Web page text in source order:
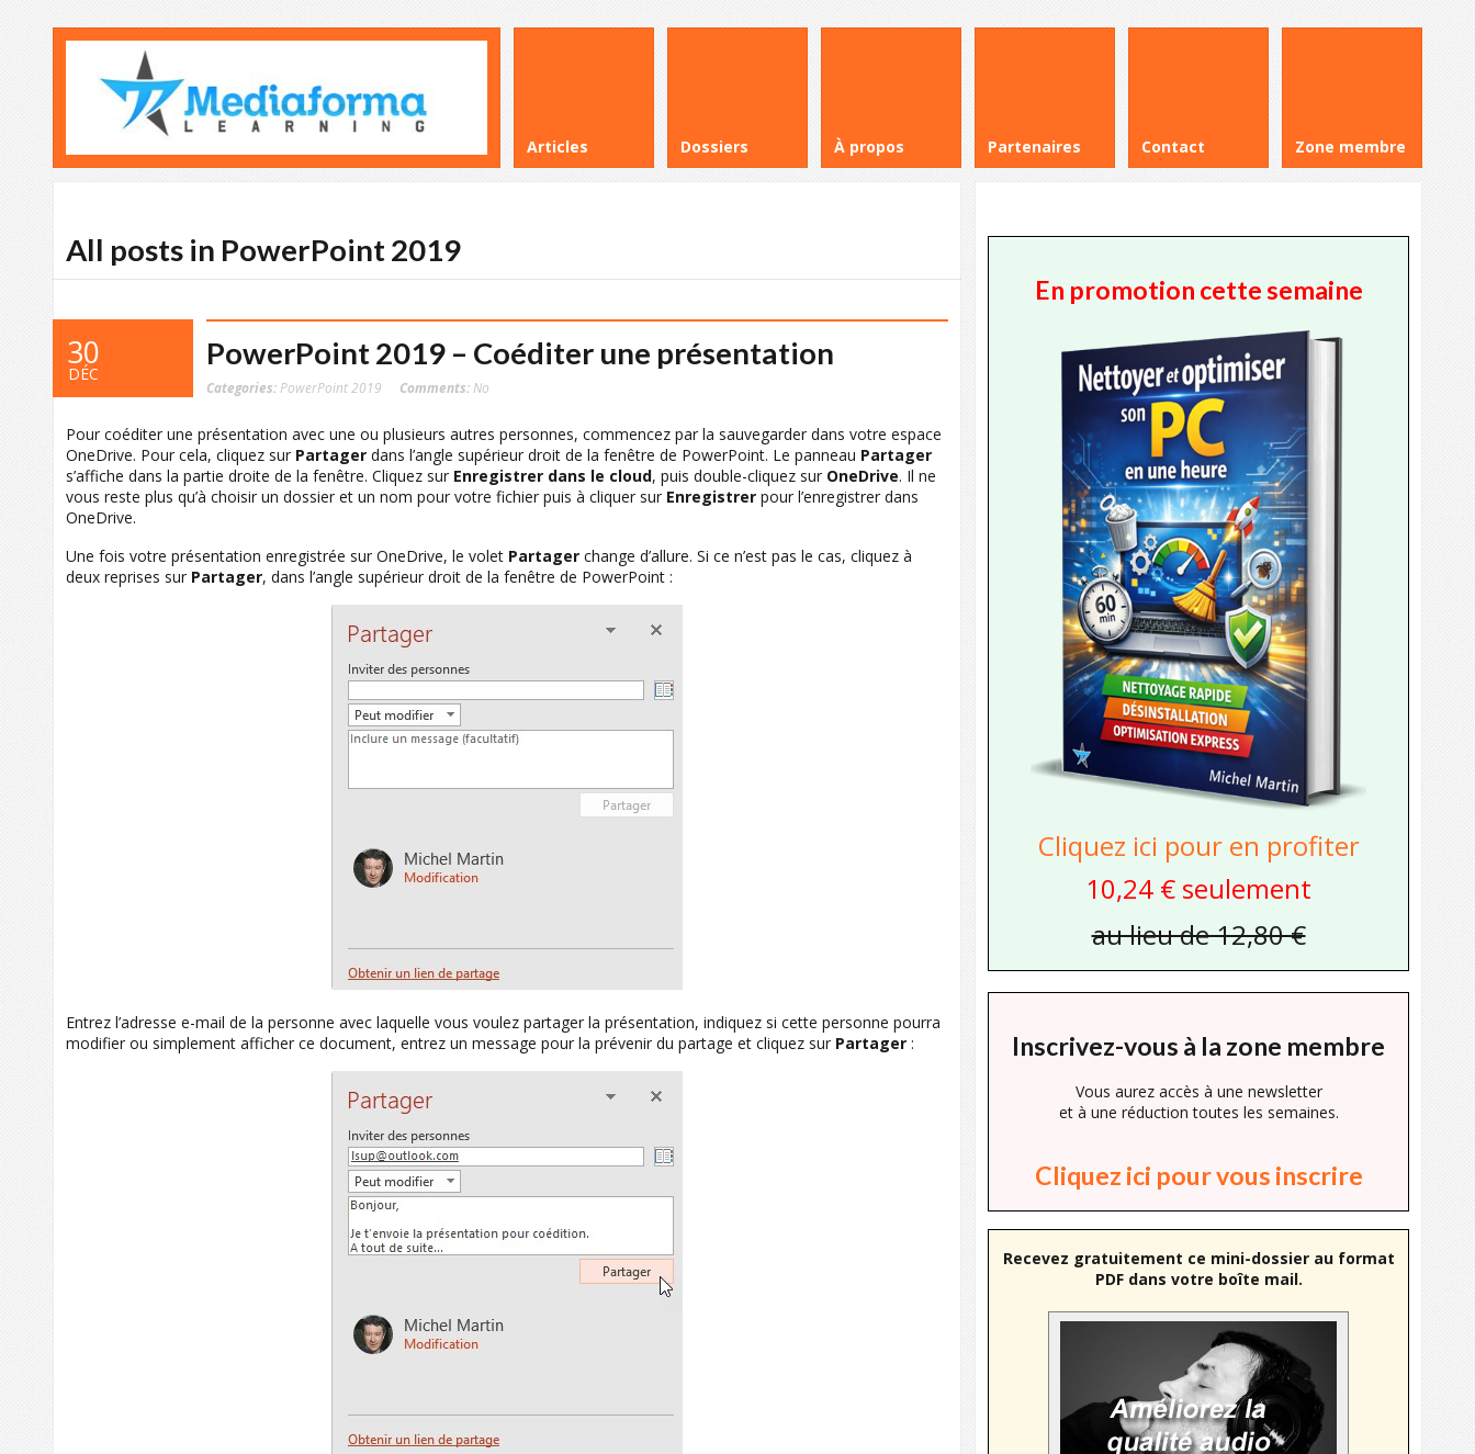
Articles Dossiers À propos Partenaires Contact Zone membre
All posts in PowerPoint 2019
30
DÉC
PowerPoint 2019 – Coéditer une présentation
Categories: PowerPoint 2019 Comments: No
Pour coéditer une présentation avec une ou plusieurs autres personnes, commencez par la sauvegarder dans votre espace
OneDrive. Pour cela, cliquez sur Partager dans l’angle supérieur droit de la fenêtre de PowerPoint. Le panneau Partager
s’affiche dans la partie droite de la fenêtre. Cliquez sur Enregistrer dans le cloud, puis double-cliquez sur OneDrive. Il ne
vous reste plus qu’à choisir un dossier et un nom pour votre fichier puis à cliquer sur Enregistrer pour l’enregistrer dans
OneDrive.
Une fois votre présentation enregistrée sur OneDrive, le volet Partager change d’allure. Si ce n’est pas le cas, cliquez à
deux reprises sur Partager, dans l’angle supérieur droit de la fenêtre de PowerPoint :
Entrez l’adresse e-mail de la personne avec laquelle vous voulez partager la présentation, indiquez si cette personne pourra
modifier ou simplement afficher ce document, entrez un message pour la prévenir du partage et cliquez sur Partager :
En promotion cette semaine
Cliquez ici pour en profiter
10,24 € seulement
au lieu de 12,80 €
Inscrivez-vous à la zone membre
Vous aurez accès à une newsletter
et à une réduction toutes les semaines.
Cliquez ici pour vous inscrire
Recevez gratuitement ce mini-dossier au format
PDF dans votre boîte mail.